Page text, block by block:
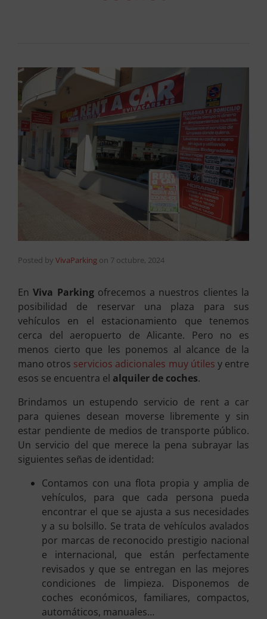
Posted by VivaParking on 7 octubre, 2024
EnViva Parkingofrecemos a nuestros clientes la
posibilidad de reservar una plaza para sus
vehículos en el estacionamiento que tenemos
cerca del aeropuerto de Alicante. Pero no es
menos cierto que les ponemos al alcance de la
mano otros servicios adicionales muy útiles y entre
esos se encuentra el alquiler de coches.
Brindamos un estupendo servicio de rent a car
para quienes desean moverse libremente y sin
estar pendiente de medios de transporte público.
Un servicio del que merece la pena subrayar las
siguientes señas de identidad:
Contamos con una flota propia y amplia de
vehículos, para que cada persona pueda
encontrar el que se ajusta a sus necesidades
y a su bolsillo. Se trata de vehículos avalados
por marcas de reconocido prestigio nacional
e internacional, que están perfectamente
revisados y que se entregan en las mejores
condiciones de limpieza. Disponemos de
coches económicos, familiares, compactos,
automáticos, manuales…